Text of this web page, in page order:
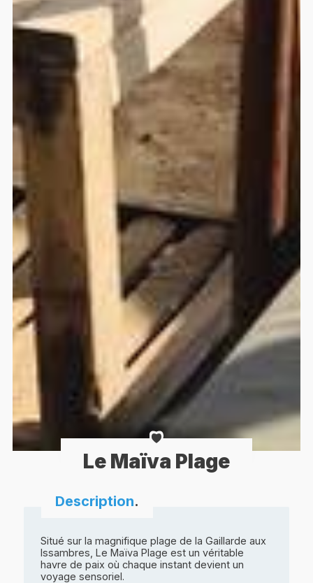
Le Maïva Plage
Description.
Situé sur la magnifique plage de la Gaillarde aux
Issambres, Le Maïva Plage est un véritable
havre de paix où chaque instant devient un
voyage sensoriel.